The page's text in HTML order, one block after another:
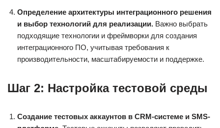
Определение архитектуры интеграционного решения
и выбор технологий для реализации. Важно выбрать
подходящие технологии и фреймворки для создания
интеграционного ПО, учитывая требования к
производительности, масштабируемости и поддержке.
Шаг 2: Настройка тестовой среды
Создание тестовых аккаунтов в CRM-системе и SMS-